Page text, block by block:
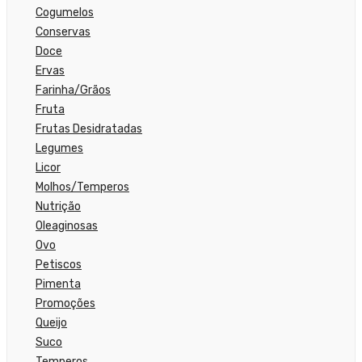
Cogumelos
Conservas
Doce
Ervas
Farinha/Grãos
Fruta
Frutas Desidratadas
Legumes
Licor
Molhos/Temperos
Nutrição
Oleaginosas
Ovo
Petiscos
Pimenta
Promoções
Queijo
Suco